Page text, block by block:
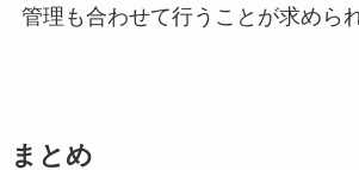
管理も合わせて行うことが求めら
まとめ